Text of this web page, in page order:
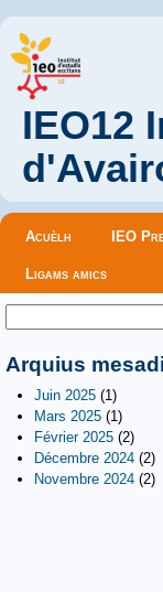
IEO12
Menu principal
Acuèlh IEO
Ligams amics
Formulaire de
Arquius
Juin 2025 (1)
Mars 2025 (1)
Février 2025 (2)
Décembre 2024 (2)
Novembre 2024 (2)